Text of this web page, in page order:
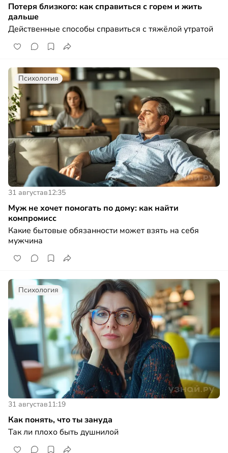
Потеря близкого: как справиться с горем и жить
дальше
Действенные способы справиться с тяжёлой утратой
Психология
31 августав12:35
Муж не хочет помогать по дому: как найти
компромисс
Какие бытовые обязанности может взять на себя
мужчина
Психология
31 августав11:19
Как понять, что ты зануда
Так ли плохо быть душнилой